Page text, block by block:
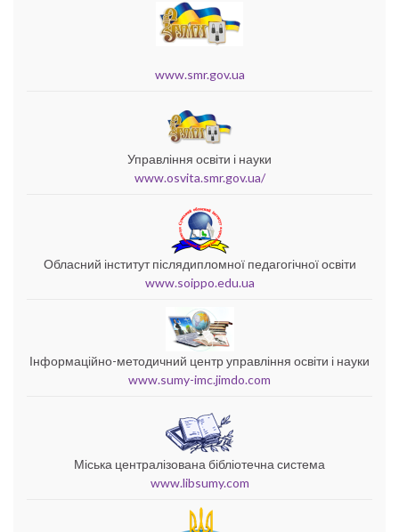
www.smr.gov.ua
Управління освіти і науки
www.osvita.smr.gov.ua/
Обласний інститут післядипломної педагогічної освіти
www.soippo.edu.ua
Інформаційно-методичний центр управління освіти і науки
www.sumy-imc.jimdo.com
Міська централізована бібліотечна система
www.libsumy.com